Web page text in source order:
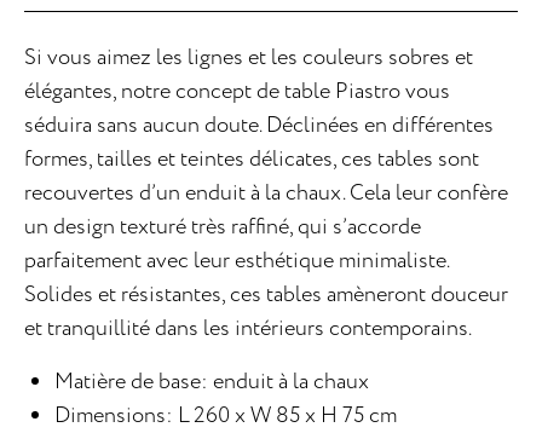
Si vous aimez les lignes et les couleurs sobres et
élégantes, notre concept de table Piastro vous
séduira sans aucun doute. Déclinées en différentes
formes, tailles et teintes délicates, ces tables sont
recouvertes d’un enduit à la chaux. Cela leur confère
un design texturé très raffiné, qui s’accorde
parfaitement avec leur esthétique minimaliste.
Solides et résistantes, ces tables amèneront douceur
et tranquillité dans les intérieurs contemporains.
Matière de base: enduit à la chaux
Dimensions: L 260 x W 85 x H 75 cm